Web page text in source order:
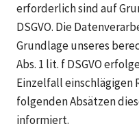
erforderlich sind auf
DSGVO. Die
Grundlage unseres
Abs. 1 lit. f DSGVO
Einzelfall einschlägigen
folgenden Absätzen
informiert.